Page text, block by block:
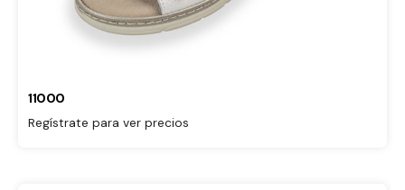
11000
Regístrate para ver precios